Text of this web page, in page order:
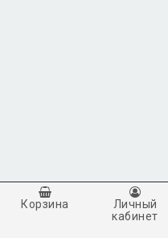
Корзина
Личный
кабинет